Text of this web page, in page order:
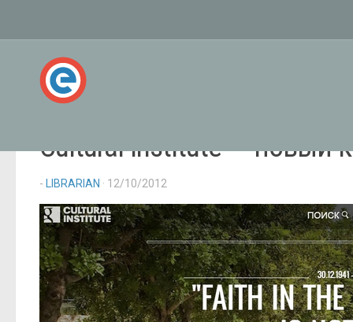
Cultural Institute — новый
- LIBRARIAN · 12/10/2012